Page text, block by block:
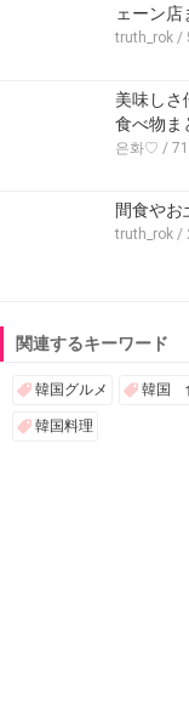
ェーン
truth_rok /
美味しさ
食べ物ま
은화♡ /
間食や
truth_rok /
関連するキーワード
韓国グルメ 韓国
韓国料理